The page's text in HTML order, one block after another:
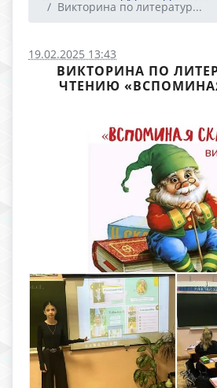
Викторина по литератур...
19.02.2025 13:43
ВИКТОРИНА ПО
ЧТЕНИЮ